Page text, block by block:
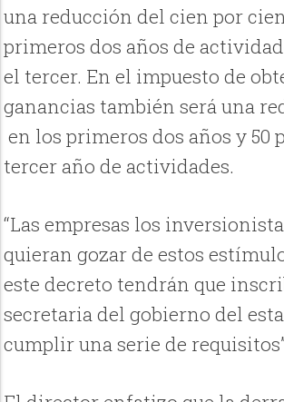
una reducción del cien por
primeros dos años de
el tercer. En el impuesto de
ganancias también será una
en los primeros dos años y 50
tercer año de actividades.
“Las empresas los
quieran gozar de estos
este decreto tendrán que
secretaria del gobierno del
cumplir una serie de requisitos”